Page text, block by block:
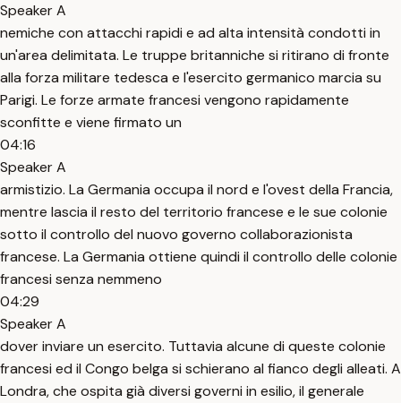
Speaker A
nemiche con attacchi rapidi e ad alta intensità condotti in
un'area delimitata. Le truppe britanniche si ritirano di fronte
alla forza militare tedesca e l'esercito germanico marcia su
Parigi. Le forze armate francesi vengono rapidamente
sconfitte e viene firmato un
04:16
Speaker A
armistizio. La Germania occupa il nord e l'ovest della Francia,
mentre lascia il resto del territorio francese e le sue colonie
sotto il controllo del nuovo governo collaborazionista
francese. La Germania ottiene quindi il controllo delle colonie
francesi senza nemmeno
04:29
Speaker A
dover inviare un esercito. Tuttavia alcune di queste colonie
francesi ed il Congo belga si schierano al fianco degli alleati. A
Londra, che ospita già diversi governi in esilio, il generale